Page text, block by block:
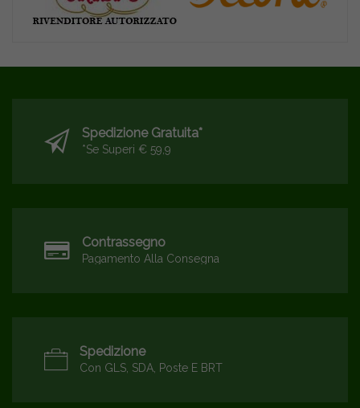
Spedizione Gratuita*
*se Superi € 59,9
Contrassegno
Pagamento Alla Consegna
Spedizione
Con GLS, SDA, Poste E BRT